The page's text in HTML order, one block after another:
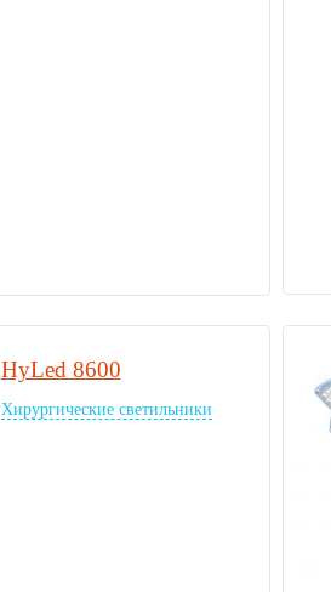
HyLed 8600
Хирургические светильники